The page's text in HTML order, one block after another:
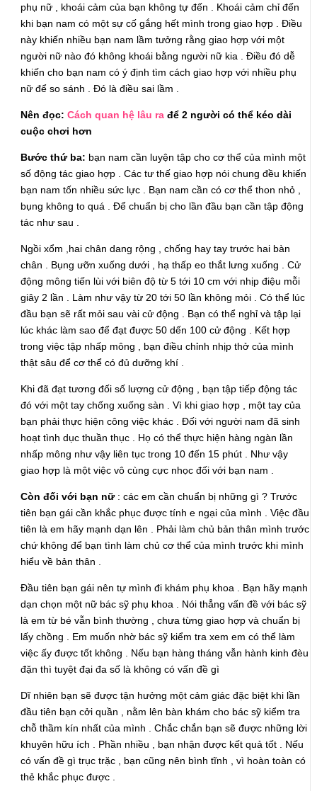
phụ nữ , khoái cảm của bạn không tự đến . Khoái cảm chỉ đến
khi bạn nam có một sự cố gắng hết mình trong giao hợp . Điều
này khiến nhiều bạn nam lầm tưởng rằng giao hợp với một
người nữ nào đó không khoái bằng người nữ kia . Điều đó dễ
khiến cho bạn nam có ý định tìm cách giao hợp với nhiều phụ
nữ để so sánh . Đó là điều sai lầm .
Nên đọc:Cách quan hệ lâu ra để 2 người có thể kéo dài
cuộc chơi hơn
Bước thứ ba: bạn nam cần luyện tập cho cơ thể của mình một
số động tác giao hợp . Các tư thế giao hợp nói chung đều khiến
bạn nam tốn nhiều sức lực . Bạn nam cần có cơ thể thon nhỏ ,
bụng không to quá . Để chuẩn bị cho lần đầu bạn cần tập động
tác như sau .
Ngồi xổm ,hai chân dang rộng , chống hay tay trước hai bàn
chân . Bụng ưỡn xuống dưới , hạ thấp eo thắt lưng xuống . Cử
động mông tiến lùi với biên độ từ 5 tới 10 cm với nhịp điệu mỗi
giây 2 lần . Làm như vậy từ 20 tới 50 lần không mỏi . Có thể lúc
đầu bạn sẽ rất mỏi sau vài cử động . Bạn có thể nghỉ và tập lại
lúc khác làm sao để đạt được 50 dến 100 cử động . Kết hợp
trong việc tập nhấp mông , bạn điều chỉnh nhịp thở của mình
thật sâu để cơ thể có đủ dưỡng khí .
Khi đã đạt tương đối số lượng cử động , bạn tập tiếp động tác
đó với một tay chống xuống sàn . Vì khi giao hợp , một tay của
bạn phải thực hiện công việc khác . Đối với người nam đã sinh
hoạt tình dục thuần thục . Họ có thể thực hiện hàng ngàn lần
nhấp mông như vậy liên tục trong 10 đến 15 phút . Như vậy
giao hợp là một việc vô cùng cực nhọc đối với bạn nam .
Còn đối với bạn nữ : các em cần chuẩn bị những gì ? Trước
tiên bạn gái cần khắc phục được tính e ngại của mình . Việc đầu
tiên là em hãy mạnh dạn lên . Phải làm chủ bản thân mình trước
chứ không để bạn tình làm chủ cơ thể của mình trước khi mình
hiểu về bản thân .
Đầu tiên bạn gái nên tự mình đi khám phụ khoa . Bạn hãy mạnh
dạn chọn một nữ bác sỹ phụ khoa . Nói thẳng vấn đề với bác sỹ
là em từ bé vẫn bình thường , chưa từng giao hợp và chuẩn bị
lấy chồng . Em muốn nhờ bác sỹ kiểm tra xem em có thể làm
việc ấy được tốt không . Nếu bạn hàng tháng vẫn hành kinh đèu
đặn thì tuyệt đại đa số là không có vấn đề gì
Dĩ nhiên bạn sẽ được tận hưởng một cảm giác đặc biệt khi lần
đầu tiên bạn cởi quần , nằm lên bàn khám cho bác sỹ kiểm tra
chỗ thầm kín nhất của mình . Chắc chắn bạn sẽ được những lời
khuyên hữu ích . Phần nhiều , bạn nhận được kết quả tốt . Nếu
có vấn đề gì trục trặc , bạn cũng nên bình tĩnh , vì hoàn toàn có
thẻ khắc phục được .